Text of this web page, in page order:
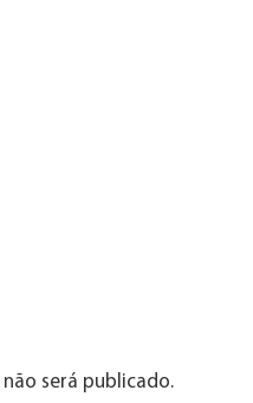
será publicado.